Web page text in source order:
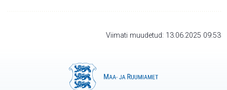
Viimati muudetud: 13.06.2025 09:53